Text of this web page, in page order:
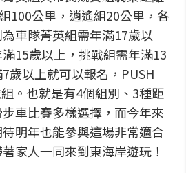
100公里，逍遙組20公里，各
車隊菁英組需年滿17歲以
15歲以上，挑戰組需年滿13
歲以上就可以報名，PUSH
。也就是有4個組別、3種距
車比賽多樣選擇，而今年來
明年也能參與這場非常適合
家人一同來到東海岸遊玩！